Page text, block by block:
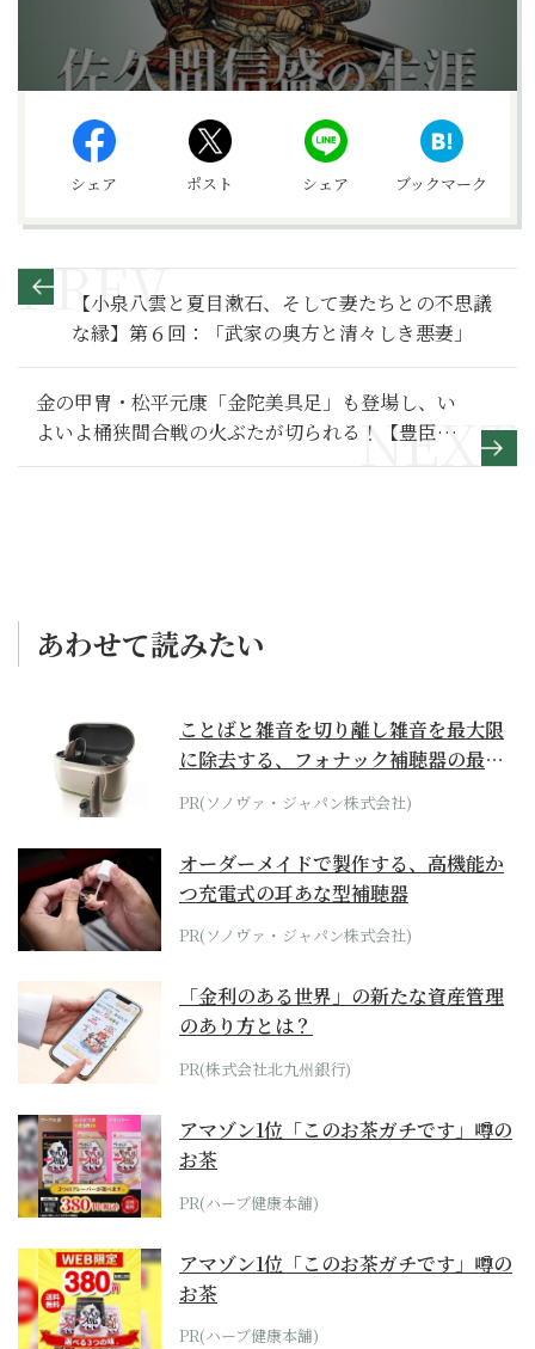
シェア ポスト シェア ブックマーク
【小泉八雲と夏目漱石、そして妻たちとの不思議
な縁】第６回：「武家の奥方と清々しき悪妻」
金の甲冑・松平元康「金陀美具足」も登場し、い
よいよ桶狭間合戦の火ぶたが切られる！【豊臣兄
弟！ 満喫リポート】３
あわせて読みたい
ことばと雑音を切り離し雑音を最大限
に除去する、フォナック補聴器の最上
位モデル
PR(ソノヴァ・ジャパン株式会社)
オーダーメイドで製作する、高機能か
つ充電式の耳あな型補聴器
PR(ソノヴァ・ジャパン株式会社)
「金利のある世界」の新たな資産管理
のあり方とは？
PR(株式会社北九州銀行)
アマゾン1位「このお茶ガチです」噂の
お茶
PR(ハーブ健康本舗)
アマゾン1位「このお茶ガチです」噂の
お茶
PR(ハーブ健康本舗)